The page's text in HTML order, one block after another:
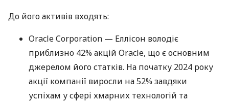
До його активів входять:
Oracle Corporation — Еллісон володіє
приблизно 42% акцій Oracle, що є основним
джерелом його статків. На початку 2024 року
акції компанії виросли на 52% завдяки
успіхам у сфері хмарних технологій та